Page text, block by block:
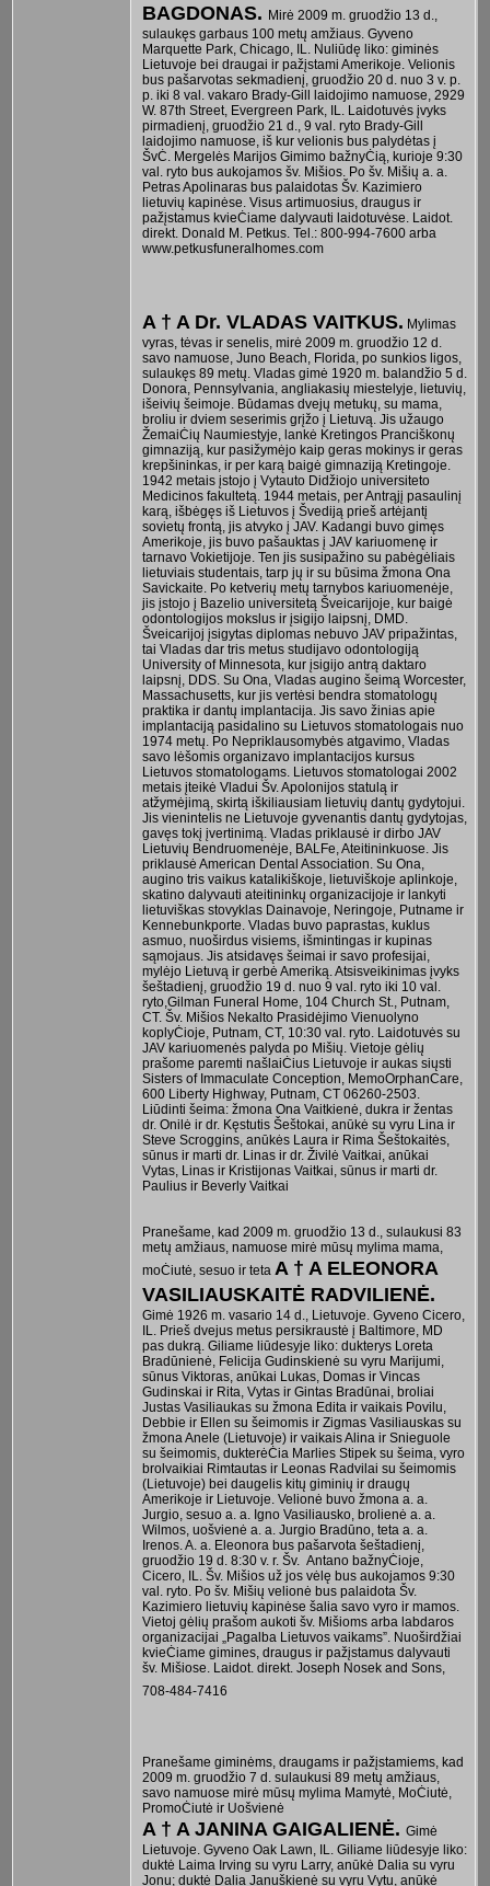
BAGDONAS. Mirė 2009 m. gruodžio 13 d.,
sulaukęs garbaus 100 metų amžiaus. Gyveno
Marquette Park, Chicago, IL. Nuliūdę liko: giminės
Lietuvoje bei draugai ir pažįstami Amerikoje. Velionis
bus pašarvotas sekmadienį, gruodžio 20 d. nuo 3 v. p.
p. iki 8 val. vakaro Brady-Gill laidojimo namuose, 2929
W. 87th Street, Evergreen Park, IL. Laidotuvės įvyks
pirmadienį, gruodžio 21 d., 9 val. ryto Brady-Gill
laidojimo namuose, iš kur velionis bus palydėtas į
ŠvĊ. Mergelės Marijos Gimimo bažnyĊią, kurioje 9:30
val. ryto bus aukojamos šv. Mišios. Po šv. Mišių a. a.
Petras Apolinaras bus palaidotas Šv. Kazimiero
lietuvių kapinėse. Visus artimuosius, draugus ir
pažįstamus kvieĊiame dalyvauti laidotuvėse. Laidot.
direkt. Donald M. Petkus. Tel.: 800-994-7600 arba
www.petkusfuneralhomes.com
A † A Dr. VLADAS VAITKUS. Mylimas
vyras, tėvas ir senelis, mirė 2009 m. gruodžio 12 d.
savo namuose, Juno Beach, Florida, po sunkios ligos,
sulaukęs 89 metų. Vladas gimė 1920 m. balandžio 5 d.
Donora, Pennsylvania, angliakasių miestelyje, lietuvių,
išeivių šeimoje. Būdamas dvejų metukų, su mama,
broliu ir dviem seserimis grįžo į Lietuvą. Jis užaugo
ŽemaiĊių Naumiestyje, lankė Kretingos Pranciškonų
gimnaziją, kur pasižymėjo kaip geras mokinys ir geras
krepšininkas, ir per karą baigė gimnaziją Kretingoje.
1942 metais įstojo į Vytauto Didžiojo universiteto
Medicinos fakultetą. 1944 metais, per Antrąjį pasaulinį
karą, išbėgęs iš Lietuvos į Švediją prieš artėjantį
sovietų frontą, jis atvyko į JAV. Kadangi buvo gimęs
Amerikoje, jis buvo pašauktas į JAV kariuomenę ir
tarnavo Vokietijoje. Ten jis susipažino su pabėgėliais
lietuviais studentais, tarp jų ir su būsima žmona Ona
Savickaite. Po ketverių metų tarnybos kariuomenėje,
jis įstojo į Bazelio universitetą Šveicarijoje, kur baigė
odontologijos mokslus ir įsigijo laipsnį, DMD.
Šveicarijoj įsigytas diplomas nebuvo JAV pripažintas,
tai Vladas dar tris metus studijavo odontologiją
University of Minnesota, kur įsigijo antrą daktaro
laipsnį, DDS. Su Ona, Vladas augino šeimą Worcester,
Massachusetts, kur jis vertėsi bendra stomatologų
praktika ir dantų implantacija. Jis savo žinias apie
implantaciją pasidalino su Lietuvos stomatologais nuo
1974 metų. Po Nepriklausomybės atgavimo, Vladas
savo lėšomis organizavo implantacijos kursus
Lietuvos stomatologams. Lietuvos stomatologai 2002
metais įteikė Vladui Šv. Apolonijos statulą ir
atžymėjimą, skirtą iškiliausiam lietuvių dantų gydytojui.
Jis vienintelis ne Lietuvoje gyvenantis dantų gydytojas,
gavęs tokį įvertinimą. Vladas priklausė ir dirbo JAV
Lietuvių Bendruomenėje, BALFe, Ateitininkuose. Jis
priklausė American Dental Association. Su Ona,
augino tris vaikus katalikiškoje, lietuviškoje aplinkoje,
skatino dalyvauti ateitininkų organizacijoje ir lankyti
lietuviškas stovyklas Dainavoje, Neringoje, Putname ir
Kennebunkporte. Vladas buvo paprastas, kuklus
asmuo, nuoširdus visiems, išmintingas ir kupinas
sąmojaus. Jis atsidavęs šeimai ir savo profesijai,
mylėjo Lietuvą ir gerbė Ameriką. Atsisveikinimas įvyks
šeštadienį, gruodžio 19 d. nuo 9 val. ryto iki 10 val.
ryto,Gilman Funeral Home, 104 Church St., Putnam,
CT. Šv. Mišios Nekalto Prasidėjimo Vienuolyno
koplyĊioje, Putnam, CT, 10:30 val. ryto. Laidotuvės su
JAV kariuomenės palyda po Mišių. Vietoje gėlių
prašome paremti našlaiĊius Lietuvoje ir aukas siųsti
Sisters of Immaculate Conception, MemoOrphanCare,
600 Liberty Highway, Putnam, CT 06260-2503.
Liūdinti šeima: žmona Ona Vaitkienė, dukra ir žentas
dr. Onilė ir dr. Kęstutis Šeštokai, anūkė su vyru Lina ir
Steve Scroggins, anūkės Laura ir Rima Šeštokaitės,
sūnus ir marti dr. Linas ir dr. Živilė Vaitkai, anūkai
Vytas, Linas ir Kristijonas Vaitkai, sūnus ir marti dr.
Paulius ir Beverly Vaitkai
Pranešame, kad 2009 m. gruodžio 13 d., sulaukusi 83
metų amžiaus, namuose mirė mūsų mylima mama,
moĊiutė, sesuo ir teta A † A ELEONORA
VASILIAUSKAITĖ RADVILIENĖ.
Gimė 1926 m. vasario 14 d., Lietuvoje. Gyveno Cicero,
IL. Prieš dvejus metus persikraustė į Baltimore, MD
pas dukrą. Giliame liūdesyje liko: dukterys Loreta
Bradūnienė, Felicija Gudinskienė su vyru Marijumi,
sūnus Viktoras, anūkai Lukas, Domas ir Vincas
Gudinskai ir Rita, Vytas ir Gintas Bradūnai, broliai
Justas Vasiliaukas su žmona Edita ir vaikais Povilu,
Debbie ir Ellen su šeimomis ir Zigmas Vasiliauskas su
žmona Anele (Lietuvoje) ir vaikais Alina ir Snieguole
su šeimomis, dukterėĊia Marlies Stipek su šeima, vyro
brolvaikiai Rimtautas ir Leonas Radvilai su šeimomis
(Lietuvoje) bei daugelis kitų giminių ir draugų
Amerikoje ir Lietuvoje. Velionė buvo žmona a. a.
Jurgio, sesuo a. a. Igno Vasiliausko, brolienė a. a.
Wilmos, uošvienė a. a. Jurgio Bradūno, teta a. a.
Irenos. A. a. Eleonora bus pašarvota šeštadienį,
gruodžio 19 d. 8:30 v. r. Šv. Antano bažnyĊioje,
Cicero, IL. Šv. Mišios už jos vėlę bus aukojamos 9:30
val. ryto. Po šv. Mišių velionė bus palaidota Šv.
Kazimiero lietuvių kapinėse šalia savo vyro ir mamos.
Vietoj gėlių prašom aukoti šv. Mišioms arba labdaros
organizacijai „Pagalba Lietuvos vaikams”. Nuoširdžiai
kvieĊiame gimines, draugus ir pažįstamus dalyvauti
šv. Mišiose. Laidot. direkt. Joseph Nosek and Sons,
708-484-7416
Pranešame giminėms, draugams ir pažįstamiems, kad
2009 m. gruodžio 7 d. sulaukusi 89 metų amžiaus,
savo namuose mirė mūsų mylima Mamytė, MoĊiutė,
PromoĊiutė ir Uošvienė
A † A JANINA GAIGALIENĖ. Gimė
Lietuvoje. Gyveno Oak Lawn, IL. Giliame liūdesyje liko:
duktė Laima Irving su vyru Larry, anūkė Dalia su vyru
Jonu; duktė Dalia Januškienė su vyru Vytu, anūkė